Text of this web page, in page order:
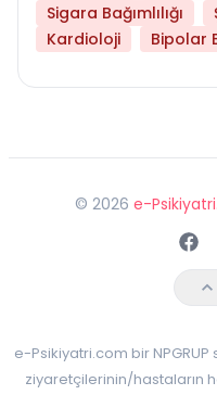
Sigara Bağımlılığı
Kardioloji
Bipolar
© 2026 e-
e-Psikiyatri.com bir
ziyaretçilerinin/hastaların